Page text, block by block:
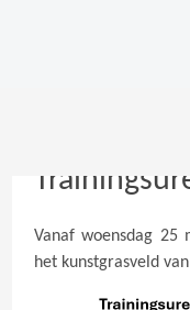
Vanaf woensdag
het kunstgrasveld